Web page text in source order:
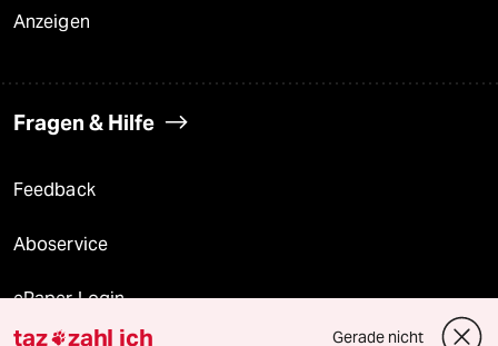
Anzeigen
Fragen & Hilfe
Feedback
Aboservice
ePaper Login
taz zahl ich Gerade nicht